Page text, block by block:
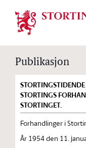
Publikasjon
STORTINGS
STORTINGET.
Forhandlinger i
År 1954 den 11.